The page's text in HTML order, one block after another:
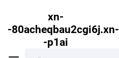
xn-
-80acheqbau2cgi6j.xn-
-p1ai